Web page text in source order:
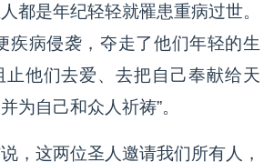
都是年纪轻轻就罹患重病过世。
疾病侵袭，夺走了他们年轻的生
止他们去爱、去把自己奉献给天
为自己和众人祈祷”。
，这两位圣人邀请我们所有人，